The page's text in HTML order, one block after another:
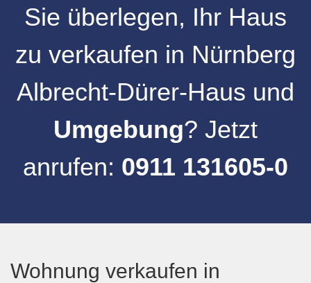
Sie überlegen, Ihr Haus
zu verkaufen in Nürnberg
Albrecht-Dürer-Haus und
Umgebung? Jetzt
anrufen: 0911 131605-0
Wohnung verkaufen in